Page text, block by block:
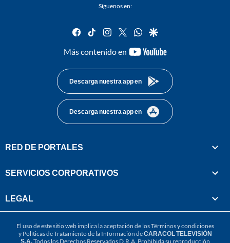
Síguenos en:
facebook
tiktok instagram
twitterwhatsapp
google
Más contenido en
youtube-
Descarga nuestra app en
Descarga nuestra app en
RED DE PORTALES
SERVICIOS CORPORATIVOS
LEGAL
El uso de este sitio web implica la aceptación de losTérminos y condiciones
y Políticas de Tratamiento de la Información deCARACOL TELEVISIÓN
S.A.Todos los Derechos Reservados D.R.A. Prohibida su reproducción